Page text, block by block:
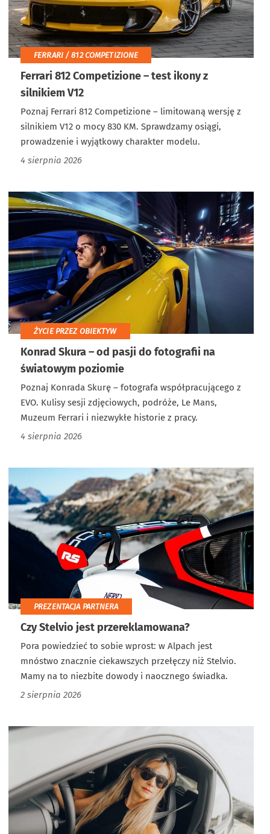
FERRARI / 812 COMPETIZIONE
Ferrari 812 Competizione – test ikony z
silnikiem V12
Poznaj Ferrari 812 Competizione – limitowaną wersję z
silnikiem V12 o mocy 830 KM. Sprawdzamy osiągi,
prowadzenie i wyjątkowy charakter modelu.
4 sierpnia 2026
ŻYCIE PRZEZ OBIEKTYW
Konrad Skura – od pasji do fotografii na
światowym poziomie
Poznaj Konrada Skurę – fotografa współpracującego z
EVO. Kulisy sesji zdjęciowych, podróże, Le Mans,
Muzeum Ferrari i niezwykłe historie z pracy.
4 sierpnia 2026
PREZENTACJA PARTNERA
Czy Stelvio jest przereklamowana?
Pora powiedzieć to sobie wprost: w Alpach jest
mnóstwo znacznie ciekawszych przełęczy niż Stelvio.
Mamy na to niezbite dowody i naocznego świadka.
2 sierpnia 2026